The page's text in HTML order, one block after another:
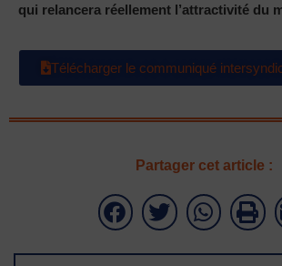
qui relancera réellement l’attractivité du
Télécharger le communiqué
Partager cet article :